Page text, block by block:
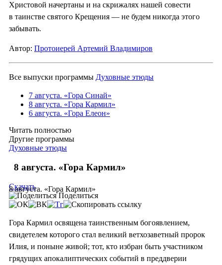
Христовой начертаны и на скрижалях нашей совести
в таинстве святого Крещения — не будем никогда этого
забывать.
Автор: Протоиерей Артемий Владимиров
Все выпуски программы Духовные этюды
7 августа. «Гора Синай»
8 августа. «Гора Кармил»
6 августа. «Гора Елеон»
Читать полностью
Другие программы
Духовные этюды
8 августа. «Гора Кармил»
8 августа. «Гора Кармил»
Скачать
Поделиться
Гора Кармил освящена таинственным богоявлением,
свидетелем которого стал великий ветхозаветный пророк
Илия, и поныне живой; тот, кто избран быть участником
грядущих апокалиптических событий в преддверии